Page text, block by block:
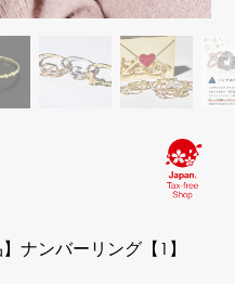
TAG HEUER
TABLE CLOCK
置き時計
リー一覧へ
ナンバーリング【1】